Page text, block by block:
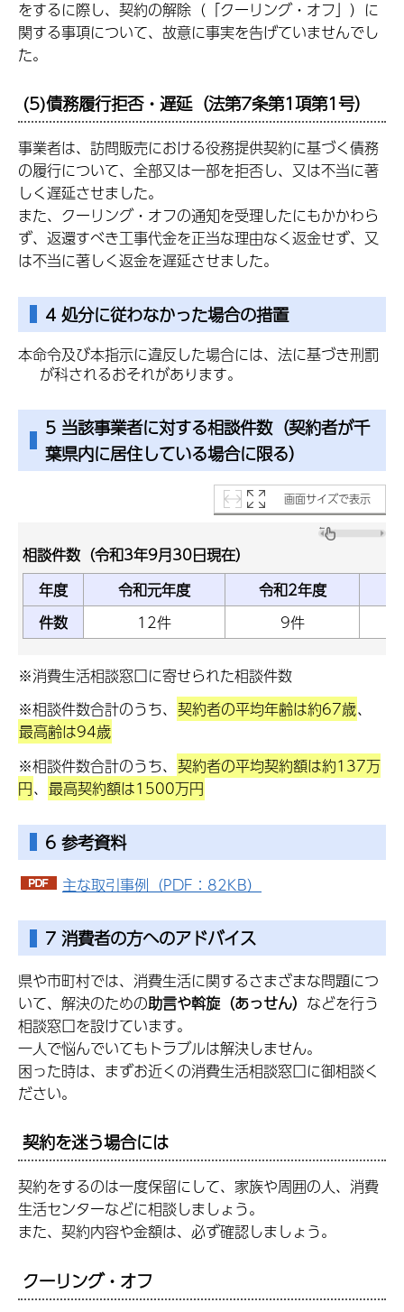
をするに際し、契約の解除（「クーリング・オフ」）に
関する事項について、故意に事実を告げていませんでし
た。
(5)債務履行拒否・遅延（法第7条第1項第1号）
事業者は、訪問販売における役務提供契約に基づく債務
の履行について、全部又は一部を拒否し、又は不当に著
しく遅延させました。
また、クーリング・オフの通知を受理したにもかかわら
ず、返還すべき工事代金を正当な理由なく返金せず、又
は不当に著しく返金を遅延させました。
4 処分に従わなかった場合の措置
本命令及び本指示に違反した場合には、法に基づき刑罰
が科されるおそれがあります。
5 当該事業者に対する相談件数（契約者が千
葉県内に居住している場合に限る）
画面サイズで表示
相談件数（令和3年9月30日現在）
年度
令和元年度 令和2年度
件数
12件 9件
※消費生活相談窓口に寄せられた相談件数
※相談件数合計のうち、 契約者の平均年齢は約67歳、
最高齢は94歳
※相談件数合計のうち、 契約者の平均契約額は約137万
円、 最高契約額は1500万円
6 参考資料
主な取引事例（PDF：82KB）
7 消費者の方へのアドバイス
県や市町村では、消費生活に関するさまざまな問題につ
いて、解決のための助言や斡旋（あっせん） などを行う
相談窓口を設けています。
一人で悩んでいてもトラブルは解決しません。
困った時は、まずお近くの消費生活相談窓口に御相談く
ださい。
契約を迷う場合には
契約をするのは一度保留にして、家族や周囲の人、消費
生活センターなどに相談しましょう。
また、契約内容や金額は、必ず確認しましょう。
クーリング・オフ